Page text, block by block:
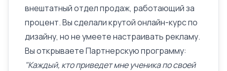
внештатный отдел продаж, работающий за
процент. Вы сделали крутой онлайн-курс по
дизайну, но не умеете настраивать рекламу.
Вы открываете Партнерскую программу:
"Каждый, кто приведет мне ученика по своей